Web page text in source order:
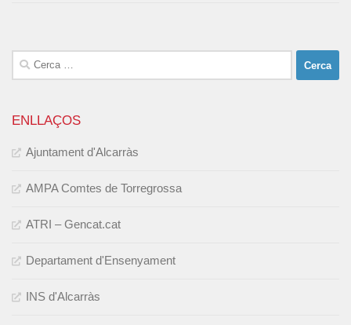
Cerca:
ENLLAÇOS
Ajuntament d'Alcarràs
AMPA Comtes de Torregrossa
ATRI – Gencat.cat
Departament d'Ensenyament
INS d'Alcarràs